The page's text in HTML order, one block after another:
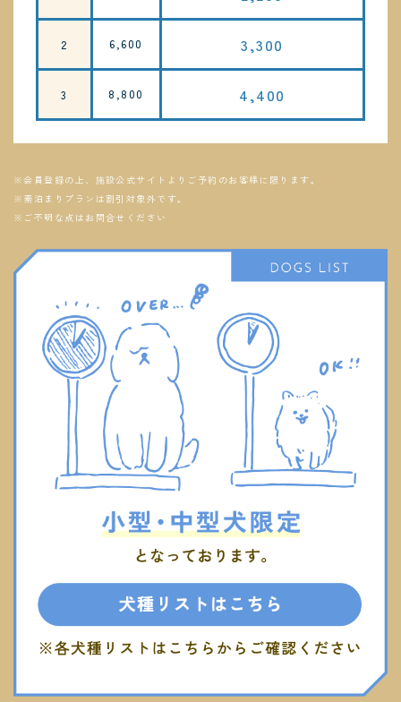
2 6,600 3,300
3 8,800 4,400
※会員登録の上、施設公式サイトよりご予約のお客様に限ります。
※素泊まりプランは割引対象外です。
※ご不明な点はお問合せください